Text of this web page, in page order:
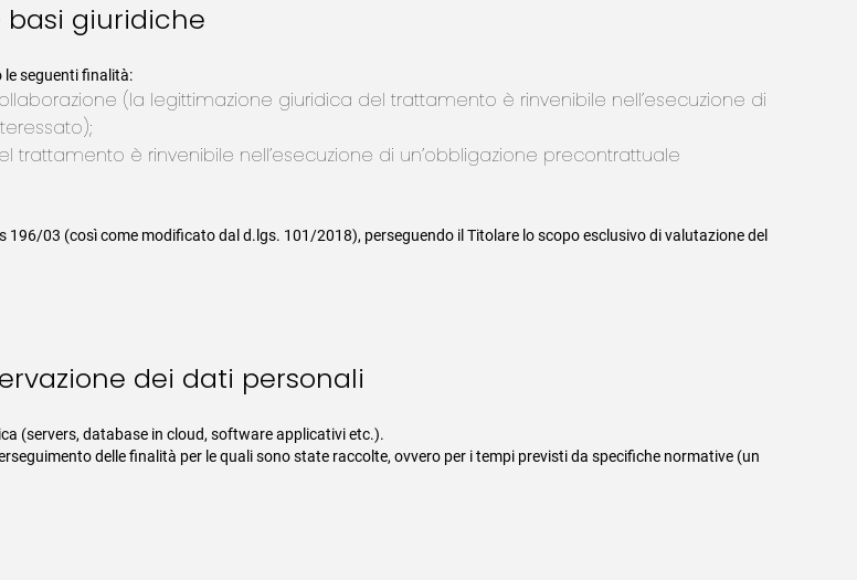
giuridiche
le seguenti finalità:
(la legittimazione giuridica del trattamento è rinvenibile nell’esecuzione di
è rinvenibile nell’esecuzione di un’obbligazione precontrattuale
03 (così come modificato dal d.lgs. 101/2018), perseguendo il Titolare lo scopo esclusivo di valutazione del
dei dati personali
(servers, database in cloud, software applicativi etc.).
delle finalità per le quali sono state raccolte, ovvero per i tempi previsti da specifiche normative (un